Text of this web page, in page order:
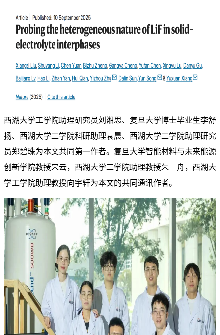
西湖大学工学院助理研究员刘湘思、复旦大学博士毕业生李舒
扬、西湖大学工学院科研助理袁晨、西湖大学工学院助理研究
员郑碧珠为本文共同第一作者。复旦大学智能材料与未来能源
创新学院教授宋云，西湖大学工学院助理教授朱一舟，西湖大
学工学院助理教授向宇轩为本文的共同通讯作者。